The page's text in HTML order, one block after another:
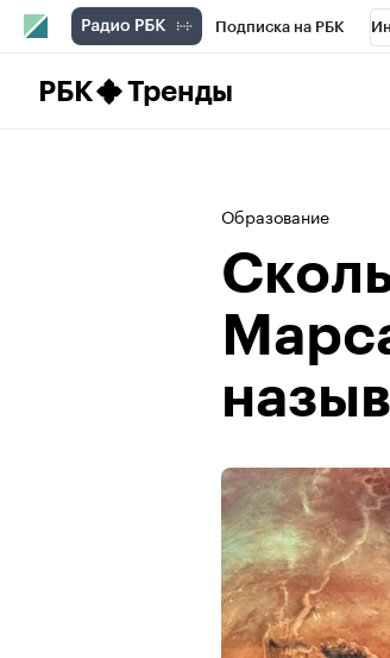
Подписка на РБК
РБК Тренды
Образование